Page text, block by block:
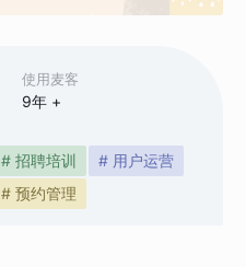
使用麦客
9年 +
# 招聘培训
# 用户运营
# 预约管理